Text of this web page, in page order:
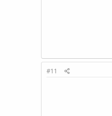
#11